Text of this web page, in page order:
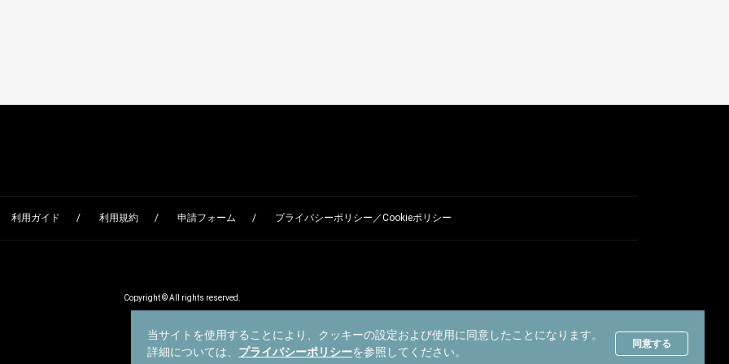
当サイトを使用することにより、クッキーの設定および使用に同意したことになります。
詳細については、 プライバシーポリシーを参照してください。
同意する
利用ガイド 利用規約 申請フォーム プライバシーポリシー／Cookieポリシー
Copyright © All rights reserved.